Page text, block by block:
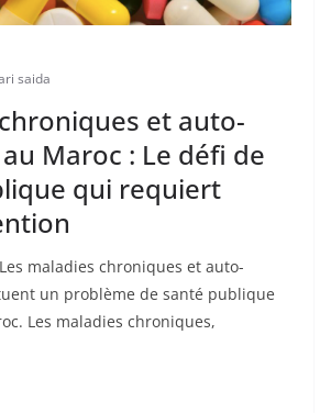
saida
et auto-
Maroc : Le défi de
qui requiert
maladies chroniques et auto-
un problème de santé publique
Les maladies chroniques,